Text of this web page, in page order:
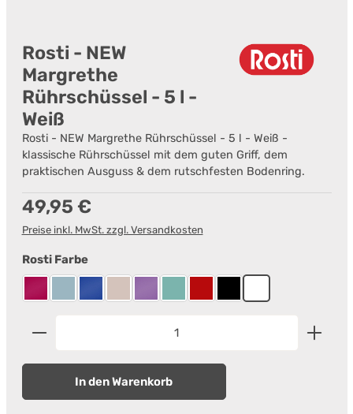
Rosti - NEW
Margrethe
Rührschüssel - 5 l -
Weiß
Rosti - NEW Margrethe Rührschüssel - 5 l - Weiß -
klassische Rührschüssel mit dem guten Griff, dem
praktischen Ausguss & dem rutschfesten Bodenring.
Regulärer Preis:
49,95 €
Preise inkl. MwSt. zzgl. Versandkosten
Rosti Farbeauswählen
BeetrootDusty BlueElectric blue
HumusLavenderNordic Green
Rot Schwarz
Weiß
Produkt Anzahl: Gib den gewünschten Wert ein
In den Warenkorb